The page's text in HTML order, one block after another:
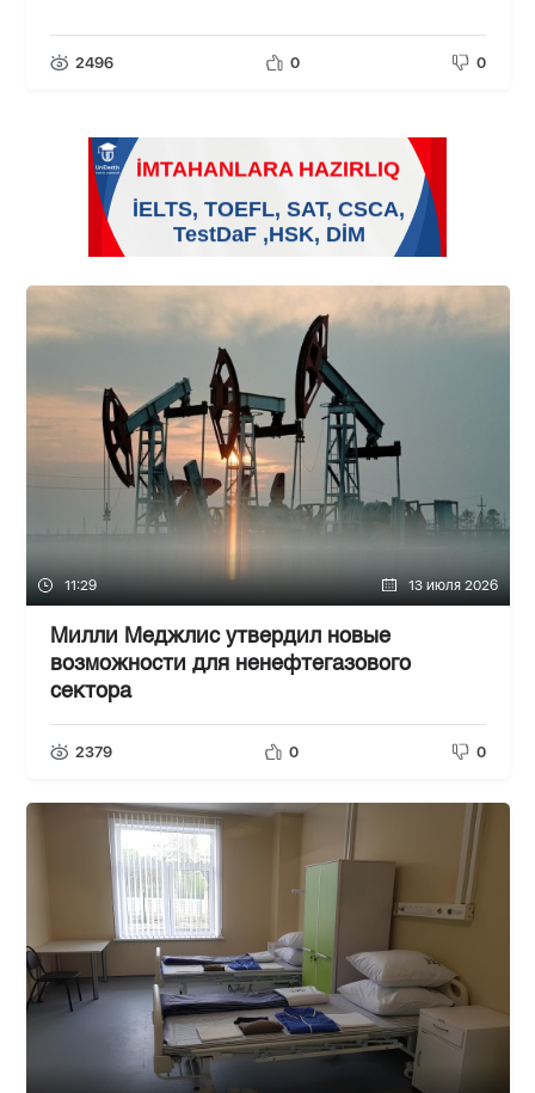
2496 0 0
11:29 13 июля 2026
Милли Меджлис утвердил новые
возможности для ненефтегазового
сектора
2379 0 0